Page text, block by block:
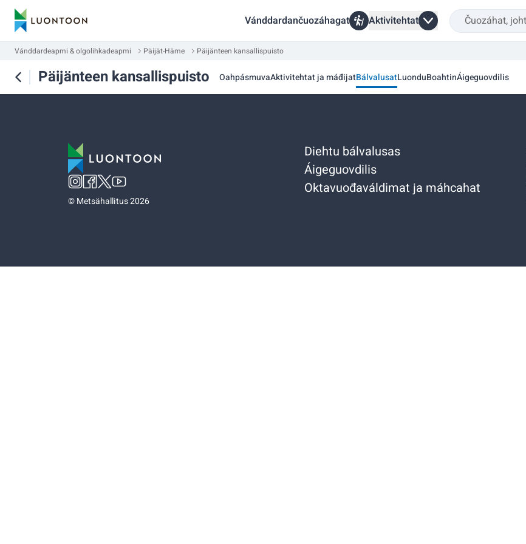
Vánddardančuozáhagat Aktivitehtat
Vánddardeapmi & olgolihkadeapmi Päijät-Häme Päijänteen kansallispuisto
Päijänteen kansallispuisto OahpásmuvaAktivitehtat ja máđijatBálvalusatLuonduBoahtinÁigeguovdilis
©Metsähallitus 2026
Diehtu bálvalusas
Áigeguovdilis
Oktavuođaváldimat ja máhcahat